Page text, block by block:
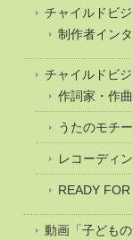
チャイルドビ
制作者イン
チャイルドビ
作詞家・作
うたのモチ
レコーディ
READY
動画「子どもの